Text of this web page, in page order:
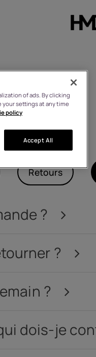
Retours
?
?
?
dois-je
of ads. By clicking
your settings at any time
policy
Accept All